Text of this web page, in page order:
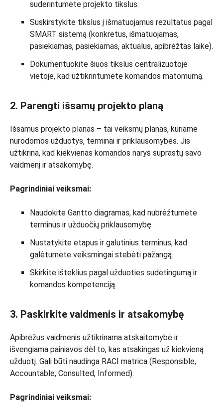
suderintumėte projekto tikslus.
Suskirstykite tikslus į išmatuojamus rezultatus pagal
SMART sistemą (konkretus, išmatuojamas,
pasiekiamas, pasiekiamas, aktualus, apibrėžtas laike).
Dokumentuokite šiuos tikslus centralizuotoje
vietoje, kad užtikrintumėte komandos matomumą.
2. Parengti išsamų projekto planą
Išsamus projekto planas – tai veiksmų planas, kuriame
nurodomos užduotys, terminai ir priklausomybės. Jis
užtikrina, kad kiekvienas komandos narys suprastų savo
vaidmenį ir atsakomybę.
Pagrindiniai veiksmai:
Naudokite Gantto diagramas, kad nubrėžtumėte
terminus ir užduočių priklausomybę.
Nustatykite etapus ir galutinius terminus, kad
galėtumėte veiksmingai stebėti pažangą.
Skirkite išteklius pagal užduoties sudėtingumą ir
komandos kompetenciją.
3. Paskirkite vaidmenis ir atsakomybę
Apibrėžus vaidmenis užtikrinama atskaitomybė ir
išvengiama painiavos dėl to, kas atsakingas už kiekvieną
užduotį. Gali būti naudinga RACI matrica (Responsible,
Accountable, Consulted, Informed).
Pagrindiniai veiksmai: